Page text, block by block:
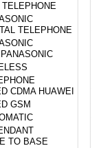
TELEPHONE
TELEPHONE
CDMA HUAWEI
GSM
TO BASE